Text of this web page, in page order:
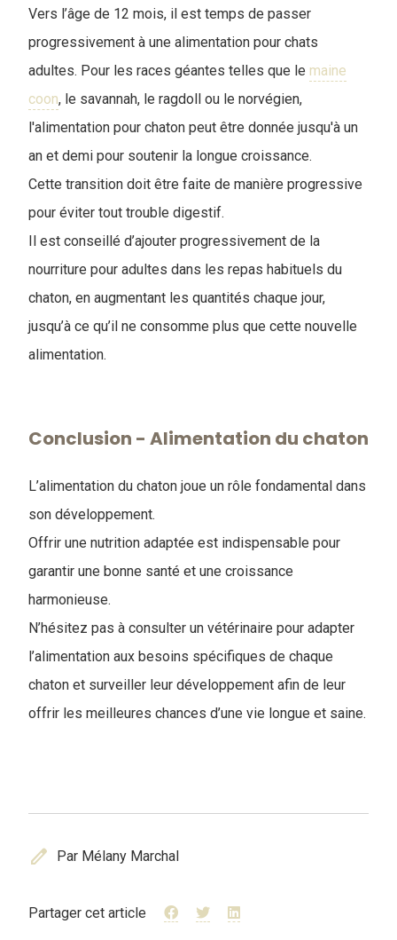
Vers l’âge de 12 mois, il est temps de passer
progressivement à une alimentation pour chats
adultes. Pour les races géantes telles que le maine
coon, le savannah, le ragdoll ou le norvégien,
l'alimentation pour chaton peut être donnée jusqu'à un
an et demi pour soutenir la longue croissance.
Cette transition doit être faite de manière progressive
pour éviter tout trouble digestif.
Il est conseillé d’ajouter progressivement de la
nourriture pour adultes dans les repas habituels du
chaton, en augmentant les quantités chaque jour,
jusqu’à ce qu’il ne consomme plus que cette nouvelle
alimentation.
Conclusion - ​Alimentation du chaton
L’alimentation du chaton joue un rôle fondamental dans
son développement.
Offrir une nutrition adaptée est indispensable pour
garantir une bonne santé et une croissance
harmonieuse.
N’hésitez pas à consulter un vétérinaire pour adapter
l’alimentation aux besoins spécifiques de chaque
chaton et surveiller leur développement afin de leur
offrir les meilleures chances d’une vie longue et saine.
edit Par Mélany Marchal
Partager cet article